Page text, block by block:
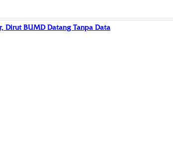
Dirut BUMD Datang Tanpa Data